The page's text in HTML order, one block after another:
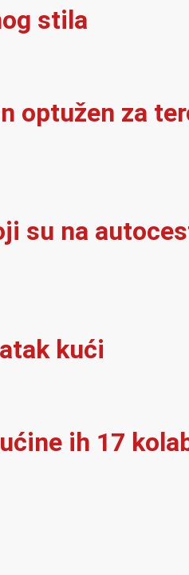
stila
optužen za
su na
kući
ih 17